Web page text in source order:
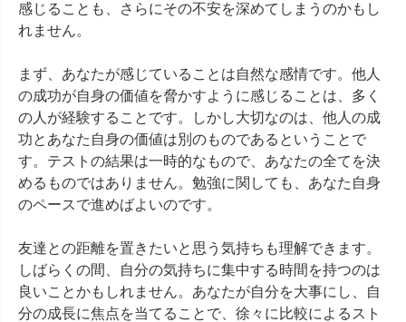
感じることも、さらにその不安を深めてしまうのかもし
れません。
まず、あなたが感じていることは自然な感情です。他人
の成功が自身の価値を脅かすように感じることは、多く
の人が経験することです。しかし大切なのは、他人の成
功とあなた自身の価値は別のものであるということで
す。テストの結果は一時的なもので、あなたの全てを決
めるものではありません。勉強に関しても、あなた自身
のペースで進めばよいのです。
友達との距離を置きたいと思う気持ちも理解できます。
しばらくの間、自分の気持ちに集中する時間を持つのは
良いことかもしれません。あなたが自分を大事にし、自
分の成長に焦点を当てることで、徐々に比較によるスト